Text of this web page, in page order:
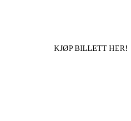
KJØP BILLETT HER!